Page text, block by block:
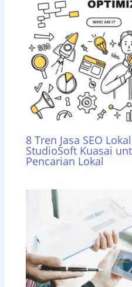
8 Tren Jasa SEO
StudioSoft Kuasai
Pencarian Lokal